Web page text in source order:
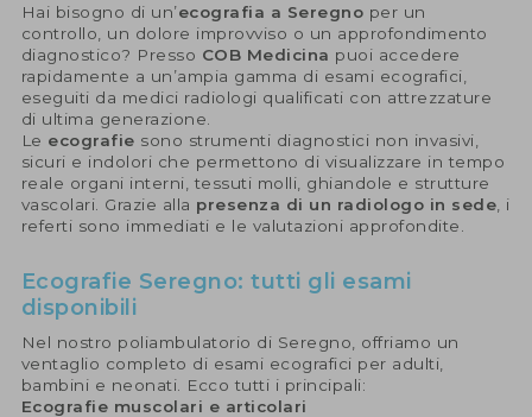
Hai bisogno di un’ecografia a Seregno per un
controllo, un dolore improvviso o un approfondimento
diagnostico? Presso COB Medicina puoi accedere
rapidamente a un’ampia gamma di esami ecografici,
eseguiti da medici radiologi qualificati con attrezzature
di ultima generazione.
Le ecografie sono strumenti diagnostici non invasivi,
sicuri e indolori che permettono di visualizzare in tempo
reale organi interni, tessuti molli, ghiandole e strutture
vascolari. Grazie alla presenza di un radiologo in sede , i
referti sono immediati e le valutazioni approfondite.
Ecografie Seregno: tutti gli esami
disponibili
Nel nostro poliambulatorio di Seregno, offriamo un
ventaglio completo di esami ecografici per adulti,
bambini e neonati. Ecco tutti i principali:
Ecografie muscolari e articolari